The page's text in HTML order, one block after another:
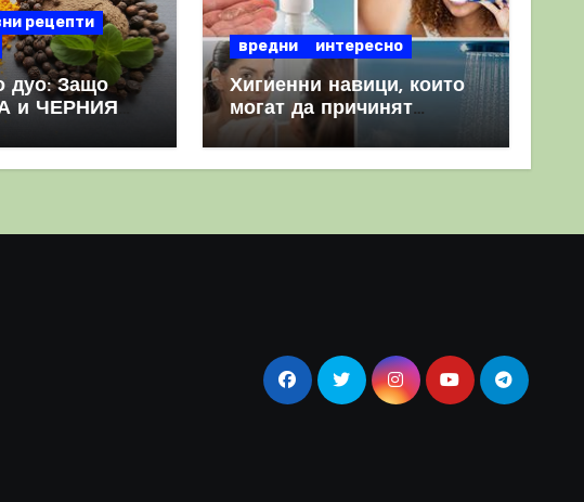
рецепти
дуо: Защо
и ЧЕРНИЯ
вредни интересно
Хигиенни навици, които
могат да причинят
повече вреда, отколкото
полза